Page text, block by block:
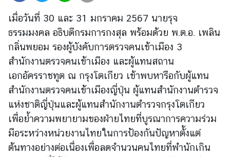
ก
ง
สุ
ล
ข่
า
ว
บ
เมื่อวันที่ 30 และ 31 มกราคม 2567 นายรุจ
ธรรมมงคล อธิบดีกรมการกงสุล พร้อมด้วย พ.ต.อ. เพลิน
กลิ่นพยอม รองผู้บังคับการตรวจคนเข้าเมือง 3
สำนักงานตรวจคนเข้าเมือง และผู้แทนสถาน
เอกอัครราชทูต ณ กรุงโตเกียว เข้าพบหารือกับผู้แทน
สำนักงานตรวจคนเข้าเมืองญี่ปุ่น ผู้แทนสำนักงานตำรวจ
แห่งชาติญี่ปุ่นและผู้แทนสำนักงานตำรวจกรุงโตเกียว
เพื่อย้ำความพยายามของฝ่ายไทยที่บูรณาการความร่วม
มือระหว่างหน่วยงานไทยในการป้องกันปัญหาตั้งแต่
ต้นทางอย่างต่อเนื่องเพื่อลดจำนวนคนไทยที่พำนักเกิน